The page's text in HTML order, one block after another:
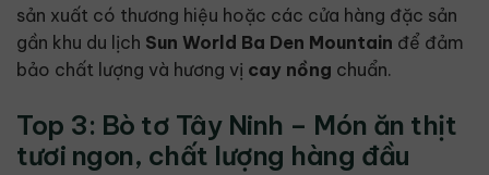
sản xuất có thương hiệu hoặc các cửa hàng đặc sản
gần khu du lịch Sun World Ba Den Mountain để đảm
bảo chất lượng và hương vị cay nồng chuẩn.
Top 3: Bò tơ Tây Ninh – Món ăn thịt
tươi ngon, chất lượng hàng đầu